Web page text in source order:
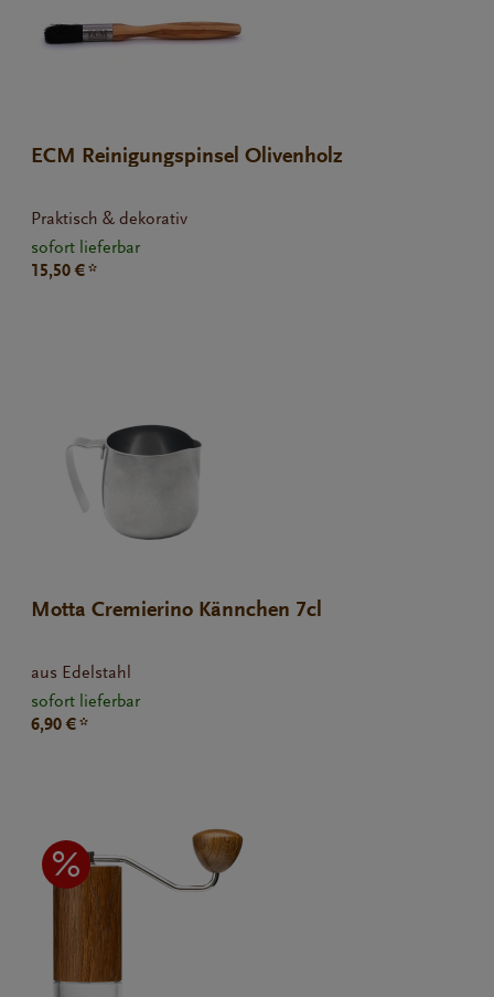
ECM Reinigungspinsel Olivenholz
Praktisch & dekorativ
sofort lieferbar
15,50 € *
Motta Cremierino Kännchen 7cl
aus Edelstahl
sofort lieferbar
6,90 € *